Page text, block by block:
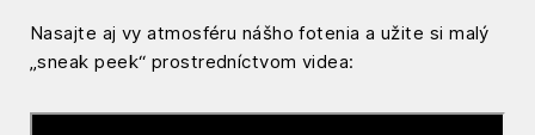
Nasajte aj vy atmosféru nášho fotenia a užite si malý
„sneak peek“ prostredníctvom videa: